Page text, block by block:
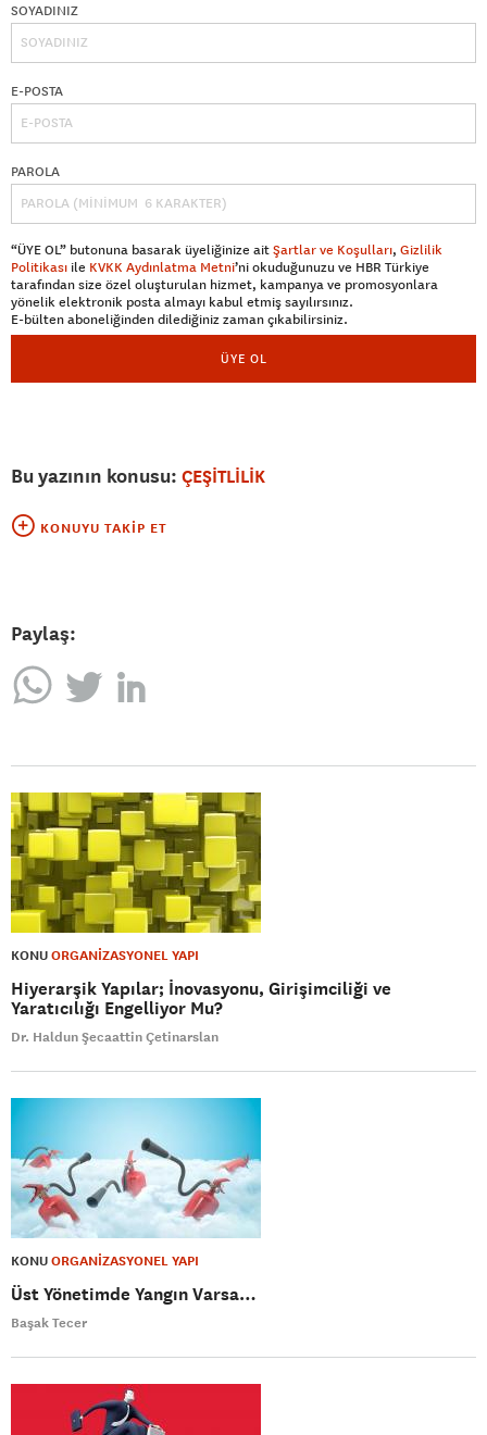
SOYADINIZ
E-POSTA
PAROLA
“ÜYE OL” butonuna basarak üyeliğinize aitŞartlar ve Koşulları, Gizlilik
Politikası ile KVKK Aydınlatma Metni’ni okuduğunuzu ve HBR Türkiye
tarafından size özel oluşturulan hizmet, kampanya ve promosyonlara
yönelik elektronik posta almayı kabul etmiş sayılırsınız.
E-bülten aboneliğinden dilediğiniz zaman çıkabilirsiniz.
ÜYE OL
Bu yazının konusu: ÇEŞİTLİLİK
KONUYU TAKIP ET
Paylaş:
KONUORGANİZASYONEL YAPI
Hiyerarşik Yapılar; İnovasyonu, Girişimciliği ve
Yaratıcılığı Engelliyor Mu?
Dr. Haldun Şecaattin Çetinarslan
KONUORGANİZASYONEL YAPI
Üst Yönetimde Yangın Varsa…
Başak Tecer